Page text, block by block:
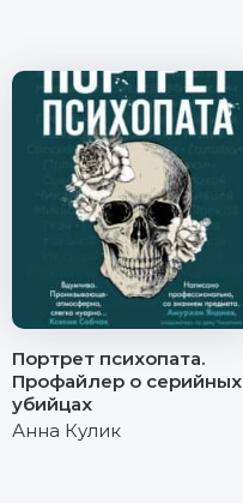
Портрет психопата.
Профайлер о серийных
убийцах
Анна Кулик